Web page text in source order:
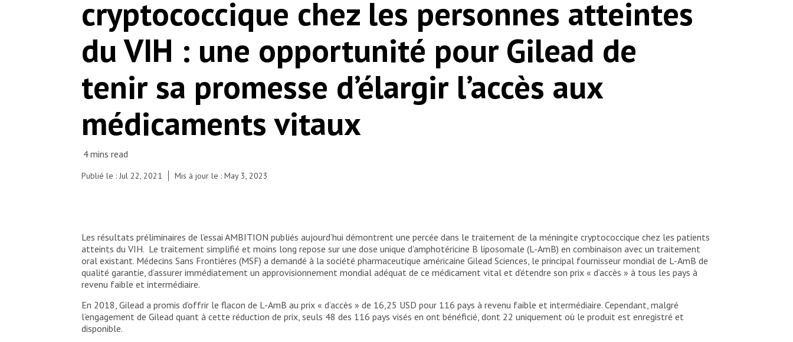
cryptococcique chez les personnes atteintes
du VIH : une opportunité pour Gilead de
tenir sa promesse d’élargir l’accès aux
médicaments vitaux
Publié le : Jul 22, 2021 Mis à jour le : May 3, 2023
Les résultats préliminaires de l’essai AMBITION publiés aujourd’hui démontrent une percée dans le traitement de la méningite cryptococcique chez les patients
atteints du VIH. Le traitement simplifié et moins long repose sur une dose unique d’amphotéricine B liposomale (L-AmB) en combinaison avec un traitement
oral existant. Médecins Sans Frontières (MSF) a demandé à la société pharmaceutique américaine Gilead Sciences, le principal fournisseur mondial de L-AmB de
qualité garantie, d’assurer immédiatement un approvisionnement mondial adéquat de ce médicament vital et d’étendre son prix « d’accès » à tous les pays à
revenu faible et intermédiaire.
En 2018, Gilead a promis d’offrir le flacon de L-AmB au prix « d’accès » de 16,25 USD pour 116 pays à revenu faible et intermédiaire. Cependant, malgré
l’engagement de Gilead quant à cette réduction de prix, seuls 48 des 116 pays visés en ont bénéficié, dont 22 uniquement où le produit est enregistré et
disponible.